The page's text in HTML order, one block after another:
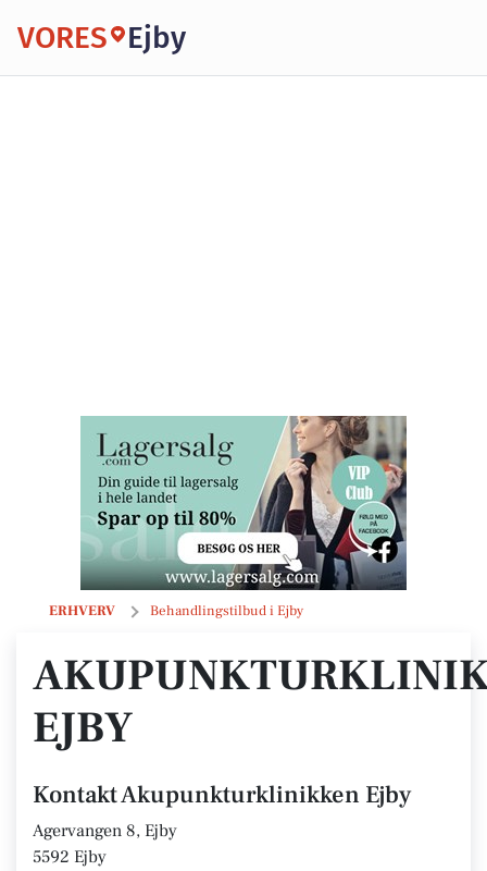
VORES Ejby
ERHVERV Behandlingstilbud i Ejby
Akupunkturklinikken Ejby
EJBY
Kontakt Akupunkturklinikken Ejby
Agervangen 8, Ejby
5592 Ejby